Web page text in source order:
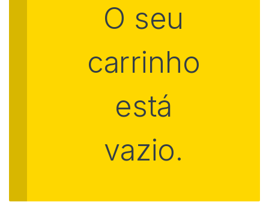
O seu
carrinho
está
vazio.